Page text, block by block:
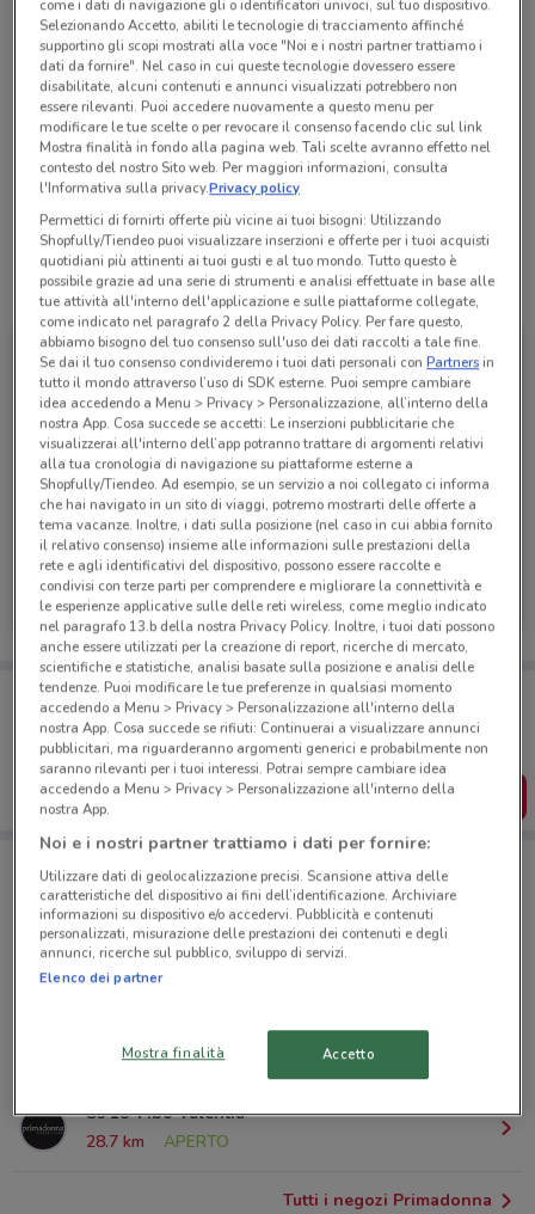
Chiama il negozio
Aperto
Lunedì
09:00 / 13:00 - 09:00 / 13:00 - 16:00 / 20:00 -
16:00 / 20:00
Martedì
09:00 / 13:00 - 09:00 / 13:00 - 16:00 / 20:00 -
16:00 / 20:00
Mercoledì
09:00 / 13:00 - 09:00 / 13:00 - 16:00 / 20:00 -
16:00 / 20:00
Giovedì
09:00 / 13:00 - 09:00 / 13:00 - 16:00 / 20:00 -
16:00 / 20:00
Venerdì
09:00 / 13:00 - 09:00 / 13:00 - 16:00 / 20:00 -
16:00 / 20:00
Sabato
09:00 / 13:00 - 09:00 / 13:00 - 16:00 / 20:00 -
16:00 / 20:00
Domenica Chiuso
Tutte le promozioni di questo negozio
Primadonna
Scade il 31/08 330 m
Porta DoveConviene sempre con te!
Puoi trovare le migliori offerte dei negozi vicino a te,
salvarle e creare la tua lista del risparmio, comodamente
dal tuo cellulare.
SCARICA L’APP
Negozi Primadonna a Gioia Tauro
© MapTiler © OpenStreetMap contributors
Ss 18 Vibo Valentia
28.7 km
APERTO
Tutti i negozi Primadonna
come i dati di navigazione gli o identificatori univoci, sul tuo dispositivo.
Selezionando Accetto, abiliti le tecnologie di tracciamento affinché
supportino gli scopi mostrati alla voce "Noi e i nostri partner trattiamo i
dati da fornire". Nel caso in cui queste tecnologie dovessero essere
disabilitate, alcuni contenuti e annunci visualizzati potrebbero non
essere rilevanti. Puoi accedere nuovamente a questo menu per
modificare le tue scelte o per revocare il consenso facendo clic sul link
Mostra finalità in fondo alla pagina web. Tali scelte avranno effetto nel
contesto del nostro Sito web. Per maggiori informazioni, consulta
l'Informativa sulla privacy.Privacy policy
Permettici di fornirti offerte più vicine ai tuoi bisogni: Utilizzando
Shopfully/Tiendeo puoi visualizzare inserzioni e offerte per i tuoi acquisti
quotidiani più attinenti ai tuoi gusti e al tuo mondo. Tutto questo è
possibile grazie ad una serie di strumenti e analisi effettuate in base alle
tue attività all'interno dell'applicazione e sulle piattaforme collegate,
come indicato nel paragrafo 2 della Privacy Policy. Per fare questo,
abbiamo bisogno del tuo consenso sull'uso dei dati raccolti a tale fine.
Se dai il tuo consenso condivideremo i tuoi dati personali conPartnersin
tutto il mondo attraverso l’uso di SDK esterne. Puoi sempre cambiare
idea accedendo a Menu > Privacy > Personalizzazione, all’interno della
nostra App. Cosa succede se accetti: Le inserzioni pubblicitarie che
visualizzerai all'interno dell’app potranno trattare di argomenti relativi
alla tua cronologia di navigazione su piattaforme esterne a
Shopfully/Tiendeo. Ad esempio, se un servizio a noi collegato ci informa
che hai navigato in un sito di viaggi, potremo mostrarti delle offerte a
tema vacanze. Inoltre, i dati sulla posizione (nel caso in cui abbia fornito
il relativo consenso) insieme alle informazioni sulle prestazioni della
rete e agli identificativi del dispositivo, possono essere raccolte e
condivisi con terze parti per comprendere e migliorare la connettività e
le esperienze applicative sulle delle reti wireless, come meglio indicato
nel paragrafo 13.b della nostra Privacy Policy. Inoltre, i tuoi dati possono
anche essere utilizzati per la creazione di report, ricerche di mercato,
scientifiche e statistiche, analisi basate sulla posizione e analisi delle
tendenze. Puoi modificare le tue preferenze in qualsiasi momento
accedendo a Menu > Privacy > Personalizzazione all'interno della
nostra App. Cosa succede se rifiuti: Continuerai a visualizzare annunci
pubblicitari, ma riguarderanno argomenti generici e probabilmente non
saranno rilevanti per i tuoi interessi. Potrai sempre cambiare idea
accedendo a Menu > Privacy > Personalizzazione all'interno della
nostra App.
Noi e i nostri partner trattiamo i dati per fornire:
Utilizzare dati di geolocalizzazione precisi. Scansione attiva delle
caratteristiche del dispositivo ai fini dell’identificazione. Archiviare
informazioni su dispositivo e/o accedervi. Pubblicità e contenuti
personalizzati, misurazione delle prestazioni dei contenuti e degli
annunci, ricerche sul pubblico, sviluppo di servizi.
Elenco dei partner
Mostra finalità Accetto